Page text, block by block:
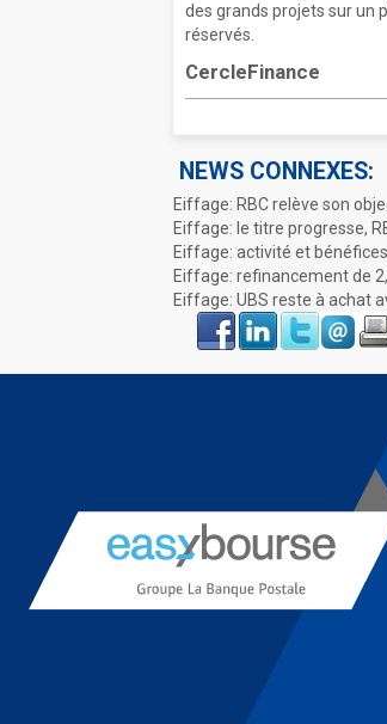
des grands projets sur un
réservés.
CercleFinance
NEWS CONNEXES:
Eiffage: RBC relève son
Eiffage: le titre progresse,
Eiffage: activité et
Eiffage: refinancement de
Eiffage: UBS reste à achat
Face
book
LinkIn Twitter Envoyer